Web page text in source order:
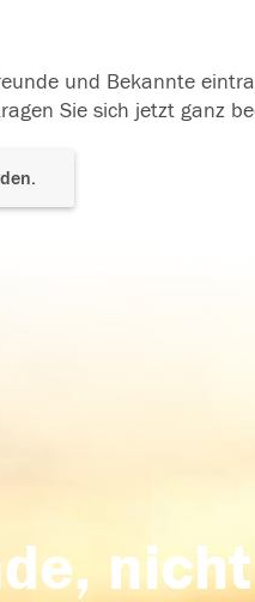
und Bekannte
Sie sich jetzt ganz